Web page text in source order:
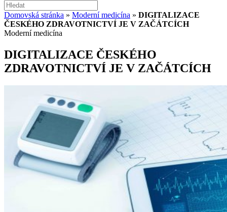
Domovská stránka » Moderní medicína » DIGITALIZACE
ČESKÉHO ZDRAVOTNICTVÍ JE V ZAČÁTCÍCH
Moderní medicína
DIGITALIZACE ČESKÉHO
ZDRAVOTNICTVÍ JE V ZAČÁTCÍCH